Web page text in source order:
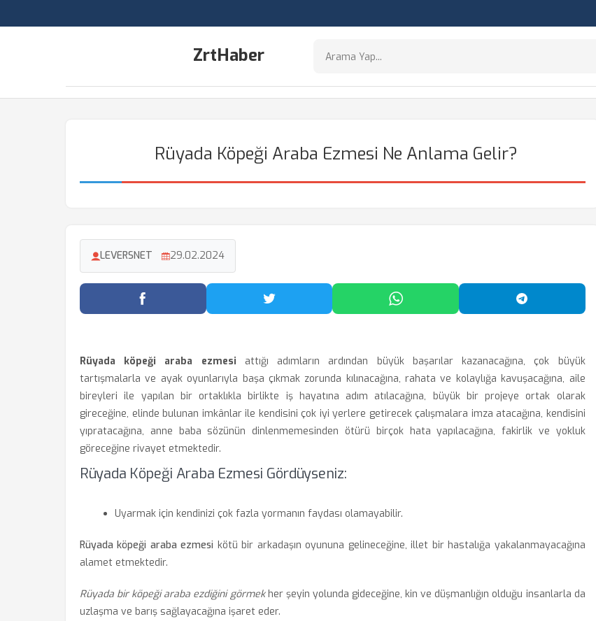
ZrtHaber
Rüyada Köpeği Araba Ezmesi Ne Anlama Gelir?
LEVERSNET 29.02.2024
Facebook'ta Paylaş Twitter'da Paylaş WhatsApp'ta Paylaş
Rüyada köpeği araba ezmesi attığı adımların ardından büyük başarılar kazanacağına, çok büyük
tartışmalarla ve ayak oyunlarıyla başa çıkmak zorunda kılınacağına, rahata ve kolaylığa kavuşacağına, aile
bireyleri ile yapılan bir ortaklıkla birlikte iş hayatına adım atılacağına, büyük bir projeye ortak olarak
gireceğine, elinde bulunan imkânlar ile kendisini çok iyi yerlere getirecek çalışmalara imza atacağına, kendisini
yıpratacağına, anne baba sözünün dinlenmemesinden ötürü birçok hata yapılacağına, fakirlik ve yokluk
göreceğine rivayet etmektedir.
Rüyada Köpeği Araba Ezmesi Gördüyseniz:
Uyarmak için kendinizi çok fazla yormanın faydası olamayabilir.
Rüyada köpeği araba ezmesi kötü bir arkadaşın oyununa gelineceğine, illet bir hastalığa yakalanmayacağına
alamet etmektedir.
Rüyada bir köpeği araba ezdiğini görmekher şeyin yolunda gideceğine, kin ve düşmanlığın olduğu insanlarla da
uzlaşma ve barış sağlayacağına işaret eder.